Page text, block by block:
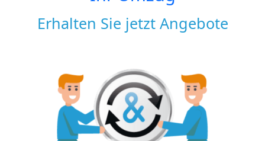
Erhalten Sie jetzt Angebote